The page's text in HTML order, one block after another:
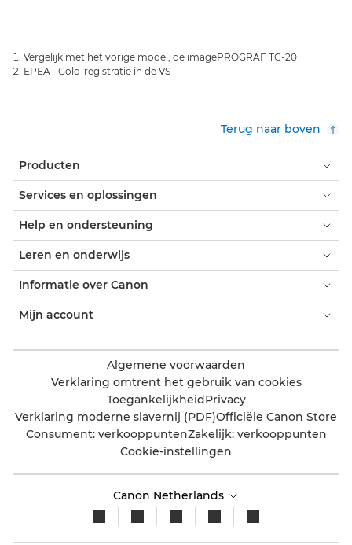
Vergelijk met het vorige model, de imagePROGRAF TC-20
EPEAT Gold-registratie in de VS
Terug naar boven
Producten
Services en oplossingen
Help en ondersteuning
Leren en onderwijs
Informatie over Canon
Mijn account
Algemene voorwaarden
Verklaring omtrent het gebruik van cookies
ToegankelijkheidPrivacy
Verklaring moderne slavernij (PDF)Officiële Canon Store
Consument: verkooppuntenZakelijk: verkooppunten
Cookie-instellingen
Canon Netherlands